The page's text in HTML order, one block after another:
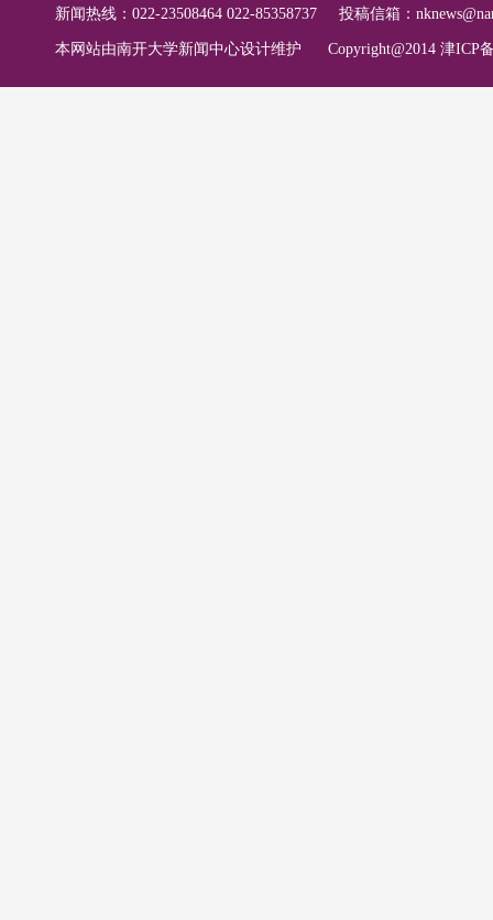
新闻热线：022-23508464 022-85358737 投稿信箱：
本网站由南开大学新闻中心设计维护 Copyright@2014 津ICP